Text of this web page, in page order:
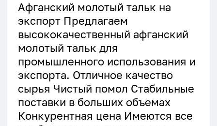
Афганский молотый тальк на
экспорт Предлагаем
высококачественный афганский
молотый тальк для
промышленного использования и
экспорта. Отличное качество
сырья Чистый помол Стабильные
поставки в больших объемах
Конкурентная цена Имеются все